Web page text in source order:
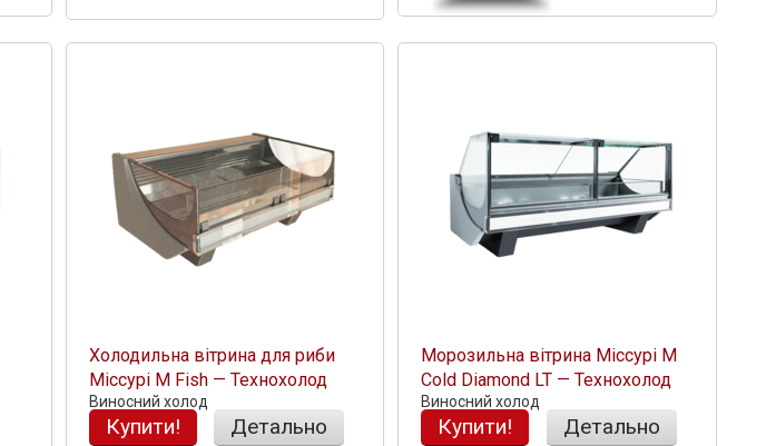
Холодильна вітрина для риби
Міссурі М Fish — Технохолод
Виносний холод
Купити! Детально
Морозильна вітрина Міссурі М
Cold Diamond LT — Технохолод
Виносний холод
Купити! Детально